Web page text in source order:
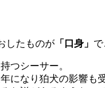
したものが 「口身」 で
つシーサー。
になり狛犬の影響も